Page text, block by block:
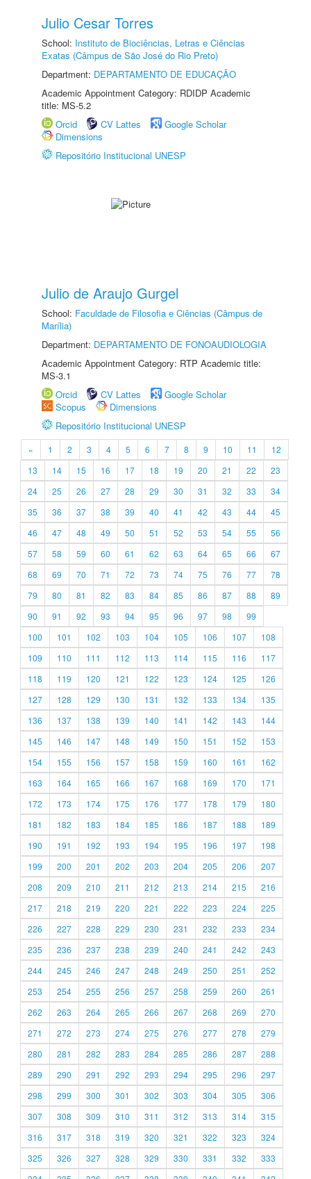
Julio Cesar Torres
School: Instituto de Biociências, Letras e Ciências
Exatas (Câmpus de São José do Rio Preto)
Department: DEPARTAMENTO DE EDUCAÇÃO
Academic Appointment Category: RDIDP Academic
title: MS-5.2
Orcid
CV Lattes
Google Scholar
Dimensions
Repositório Institucional UNESP
Julio de Araujo Gurgel
School: Faculdade de Filosofia e Ciências (Câmpus de
Marília)
Department: DEPARTAMENTO DE FONOAUDIOLOGIA
Academic Appointment Category: RTP Academic title:
MS-3.1
Orcid
CV Lattes
Google Scholar
Scopus
Dimensions
Repositório Institucional UNESP
« 1 2 3 4 5 6 7 8 9 10 11
12
13
14 15 16 17 18 19 20 21 22
23
24
25 26 27 28 29 30 31 32 33
34
35
36 37 38 39 40 41 42 43 44
45
46
47 48 49 50 51 52 53 54 55
56
57
58 59 60 61 62 63 64 65 66
67
68
69 70 71 72 73 74 75 76 77
78
79
80 81 82 83 84 85 86 87 88
89
90
91 92 93 94 95 96 97 98
99
100
101 102 103 104 105 106 107
108
109
110 111 112 113 114 115 116
117
118
119 120 121 122 123 124 125
126
127
128 129 130 131 132 133 134
135
136
137 138 139 140 141 142 143
144
145
146 147 148 149 150 151 152
153
154
155 156 157 158 159 160 161
162
163
164 165 166 167 168 169 170
171
172
173 174 175 176 177 178 179
180
181
182 183 184 185 186 187 188
189
190
191 192 193 194 195 196 197
198
199
200 201 202 203 204 205 206
207
208
209 210 211 212 213 214 215
216
217
218 219 220 221 222 223 224
225
226
227 228 229 230 231 232 233
234
235
236 237 238 239 240 241 242
243
244
245 246 247 248 249 250 251
252
253
254 255 256 257 258 259 260
261
262
263 264 265 266 267 268 269
270
271
272 273 274 275 276 277 278
279
280
281 282 283 284 285 286 287
288
289
290 291 292 293 294 295 296
297
298
299 300 301 302 303 304 305
306
307
308 309 310 311 312 313 314
315
316
317 318 319 320 321 322 323
324
325
326 327 328 329 330 331 332
333